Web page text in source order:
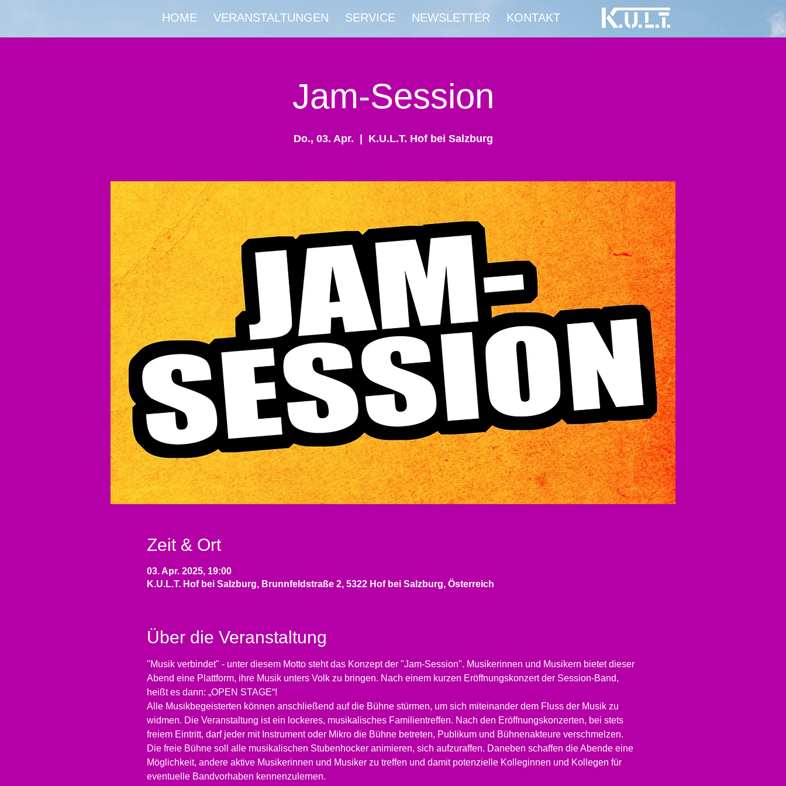
HOME VERANSTALTUNGEN SERVICE NEWSLETTER KONTAKT
Jam-Session
Do., 03. Apr. K.U.L.T. Hof bei Salzburg
Zeit & Ort
03. Apr. 2025, 19:00
K.U.L.T. Hof bei Salzburg, Brunnfeldstraße 2, 5322 Hof bei Salzburg, Österreich
Über die Veranstaltung
"Musik verbindet" - unter diesem Motto steht das Konzept der "Jam-Session". Musikerinnen und Musikern bietet dieser
Abend eine Plattform, ihre Musik unters Volk zu bringen. Nach einem kurzen Eröffnungskonzert der Session-Band,
heißt es dann: „OPEN STAGE“!
Alle Musikbegeisterten können anschließend auf die Bühne stürmen, um sich miteinander dem Fluss der Musik zu
widmen. Die Veranstaltung ist ein lockeres, musikalisches Familientreffen. Nach den Eröffnungskonzerten, bei stets
freiem Eintritt, darf jeder mit Instrument oder Mikro die Bühne betreten, Publikum und Bühnenakteure verschmelzen.
Die freie Bühne soll alle musikalischen Stubenhocker animieren, sich aufzuraffen. Daneben schaffen die Abende eine
Möglichkeit, andere aktive Musikerinnen und Musiker zu treffen und damit potenzielle Kolleginnen und Kollegen für
eventuelle Bandvorhaben kennenzulernen.